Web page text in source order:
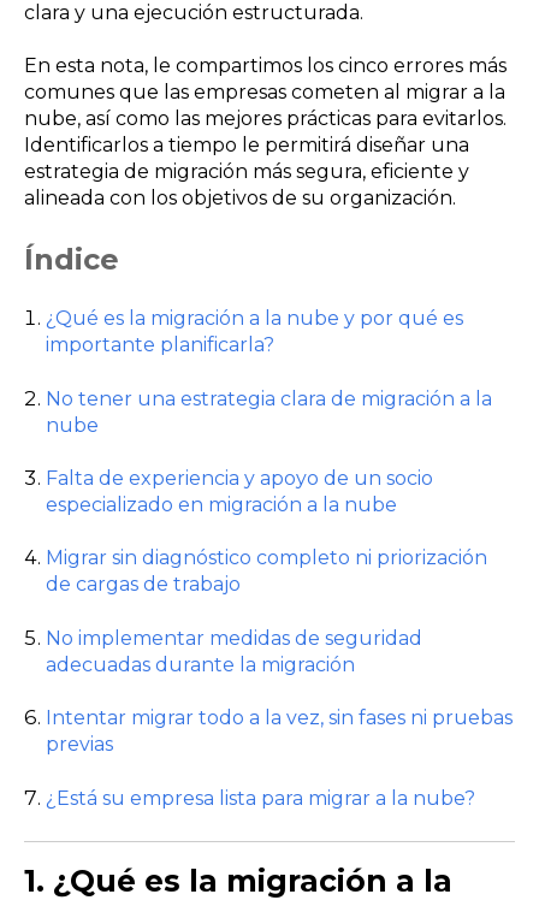
clara y una ejecución estructurada.
En esta nota, le compartimos los cinco errores más
comunes que las empresas cometen al migrar a la
nube, así como las mejores prácticas para evitarlos.
Identificarlos a tiempo le permitirá diseñar una
estrategia de migración más segura, eficiente y
alineada con los objetivos de su organización.
Índice
¿Qué es la migración a la nube y por qué es
importante planificarla?
No tener una estrategia clara de migración a la
nube
Falta de experiencia y apoyo de un socio
especializado en migración a la nube
Migrar sin diagnóstico completo ni priorización
de cargas de trabajo
No implementar medidas de seguridad
adecuadas durante la migración
Intentar migrar todo a la vez, sin fases ni pruebas
previas
¿Está su empresa lista para migrar a la nube?
1. ¿Qué es la migración a la